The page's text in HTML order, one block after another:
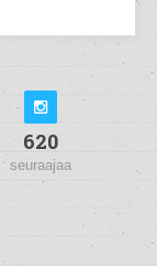
620
seuraajaa